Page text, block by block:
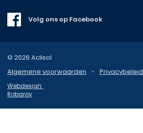
Volg ons op Facebook
© 2026 Aclisol
Algemene voorwaarden
• Privacybeleid
Webdesign:
Robarov